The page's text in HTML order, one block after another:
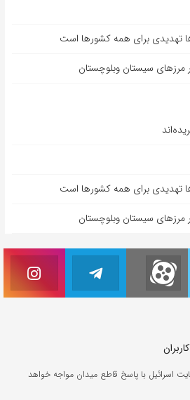
تهدیدی برای همه کشورها است
تهدیدی برای همه کشورها است
اسرائیل با پاسخ قاطع میدان مواجه خواهد